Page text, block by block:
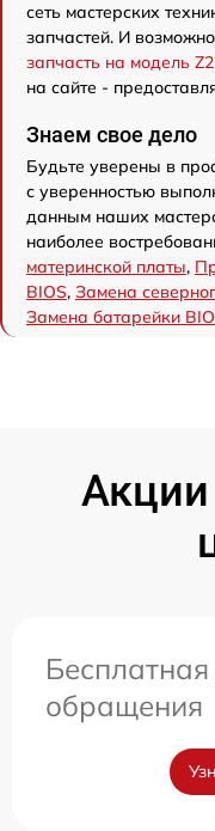
сеть мастерских
запчастей. И
запчасть на модель
на сайте -
Знаем свое дело
Будьте уверены в
с уверенностью
данным наших
наиболее
материнской платы,
BIOS, Замена
Замена батарейки
Акции
обращения